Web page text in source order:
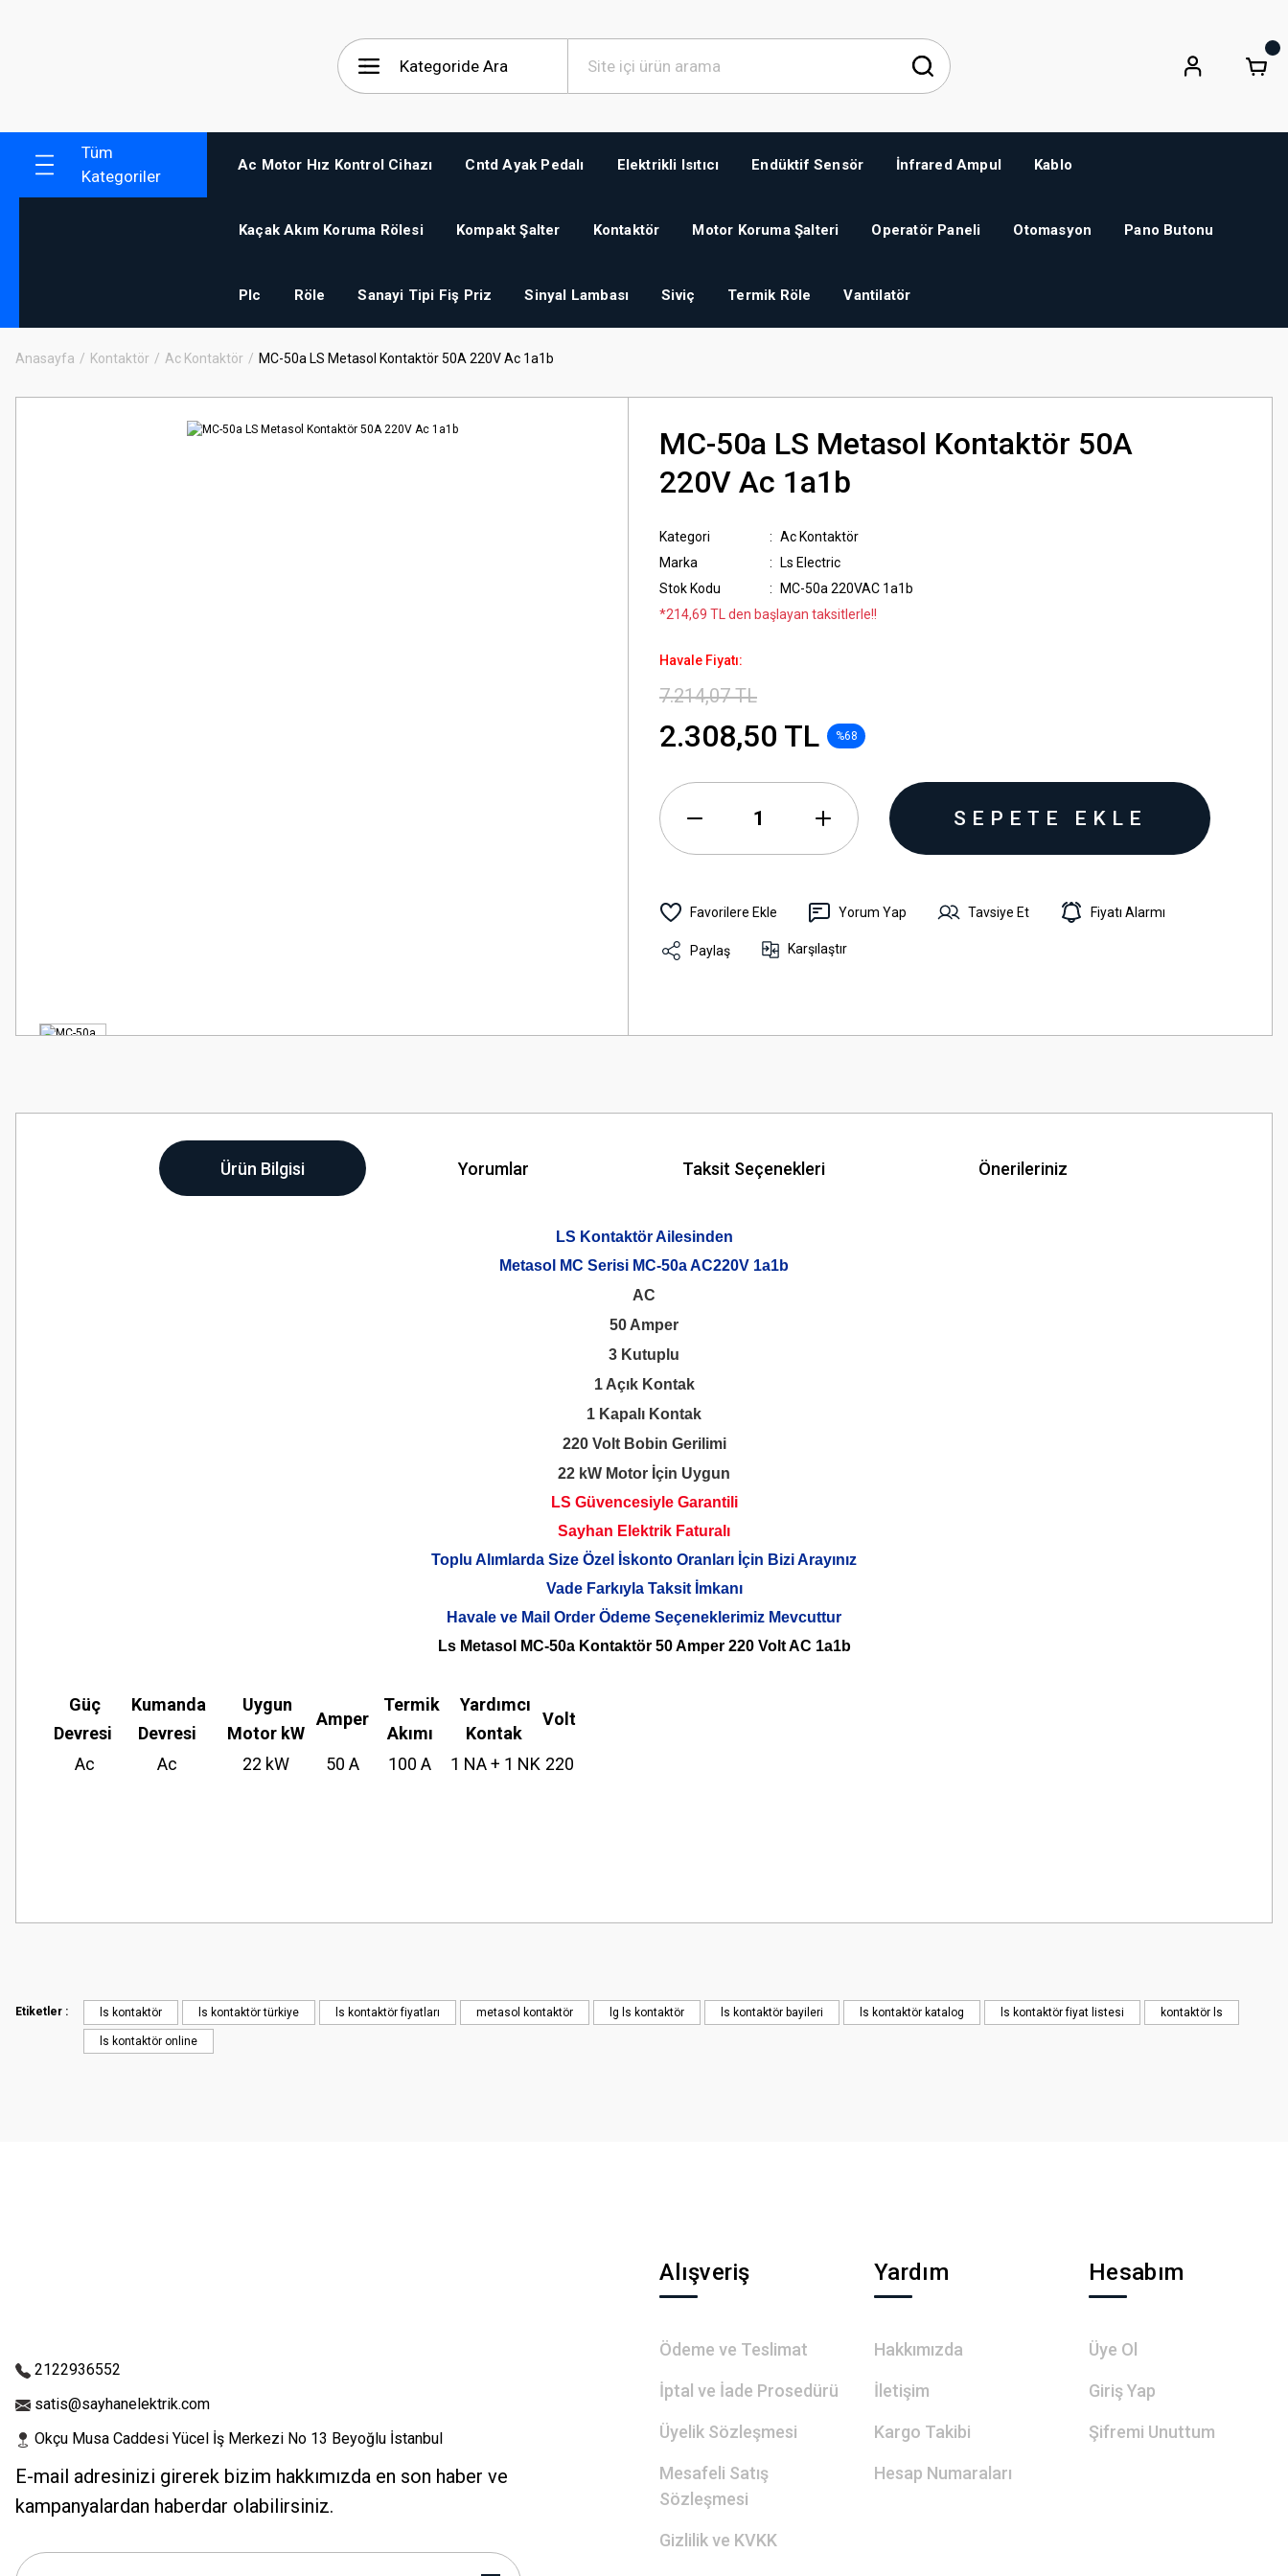
Tüm
Kategoriler
Ac Motor Hız Kontrol Cihazı Cntd Ayak Pedalı Elektrikli Isıtıcı Endüktif Sensör İnfrared Ampul Kablo
Kaçak Akım Koruma Rölesi Kompakt Şalter Kontaktör Motor Koruma Şalteri Operatör Paneli Otomasyon Pano Butonu
Plc Röle Sanayi Tipi Fiş Priz Sinyal Lambası Siviç Termik Röle Vantilatör
Anasayfa Kontaktör Ac Kontaktör MC-50a LS Metasol Kontaktör 50A 220V Ac 1a1b
MC-50a LS Metasol Kontaktör 50A
220V Ac 1a1b
Kategori
Ac Kontaktör
Marka
Ls Electric
Stok Kodu
MC-50a 220VAC 1a1b
*214,69 TL den başlayan taksitlerle!!
Havale Fiyatı:
7.214,07 TL
2.308,50 TL %68
SEPETE EKLE
Yorum Yap Tavsiye Et Fiyatı Alarmı
Paylaş Karşılaştır
Ürün Bilgisi Yorumlar Taksit Seçenekleri Önerileriniz
LS Kontaktör Ailesinden
Metasol MC Serisi MC-50a AC220V 1a1b
AC
50 Amper
3 Kutuplu
1 Açık Kontak
1 Kapalı Kontak
220 Volt Bobin Gerilimi
22 kW Motor İçin Uygun
LS Güvencesiyle Garantili
Sayhan Elektrik Faturalı
Toplu Alımlarda Size Özel İskonto Oranları İçin Bizi Arayınız
Vade Farkıyla Taksit İmkanı
Havale ve Mail Order Ödeme Seçeneklerimiz Mevcuttur
Ls Metasol MC-50a Kontaktör 50 Amper 220 Volt AC 1a1b
Güç
Devresi
Kumanda
Devresi
Uygun
Motor kW
Amper
Termik
Akımı
Yardımcı
Kontak
Volt
Ac Ac 22 kW 50 A 100 A 1 NA + 1 NK 220
Görüş ve önerileriniz için teşekkür ederiz.
Ürün bilgilerinde hatalar bulunuyor.
Ürün fiyatı diğer sitelerden daha pahalı.
Etiketler : ls kontaktör ls kontaktör türkiye ls kontaktör fiyatları metasol kontaktör lg ls kontaktör ls kontaktör bayileri ls kontaktör katalog ls kontaktör fiyat listesi kontaktör ls
ls kontaktör online
2122936552
satis@sayhanelektrik.com
Okçu Musa Caddesi Yücel İş Merkezi No 13 Beyoğlu İstanbul
E-mail adresinizi girerek bizim hakkımızda en son haber ve
kampanyalardan haberdar olabilirsiniz.
Alışveriş
Ödeme ve Teslimat
İptal ve İade Prosedürü
Üyelik Sözleşmesi
Mesafeli Satış
Sözleşmesi
Gizlilik ve KVKK
Yardım
Hakkımızda
İletişim
Kargo Takibi
Hesap Numaraları
Hesabım
Üye Ol
Giriş Yap
Şifremi Unuttum